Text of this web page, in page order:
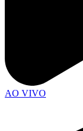
AO VIVO